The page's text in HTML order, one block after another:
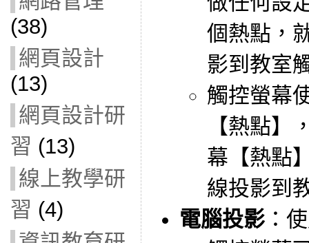
(38)
網頁設計
(13)
網頁設計研
習 (13)
線上教學研
習 (4)
個熱點，
影到教室
觸控螢幕
【熱點】
幕【熱點
線投影到
電腦投影：